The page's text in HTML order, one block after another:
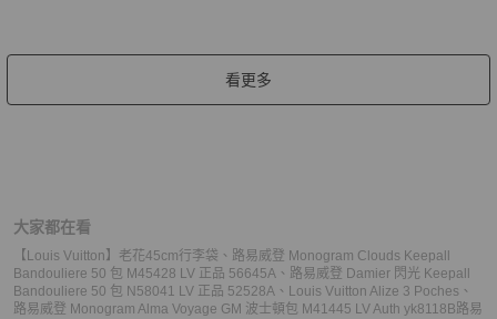
看更多
大家都在看
【Louis Vuitton】老花45cm行李袋 、 路易威登 Monogram Clouds Keepall
Bandouliere 50 包 M45428 LV 正品 56645A 、 路易威登 Damier 閃光 Keepall
Bandouliere 50 包 N58041 LV 正品 52528A 、 Louis Vuitton Alize 3 Poches 、
路易威登 Monogram Alma Voyage GM 波士頓包 M41445 LV Auth yk8118B路易